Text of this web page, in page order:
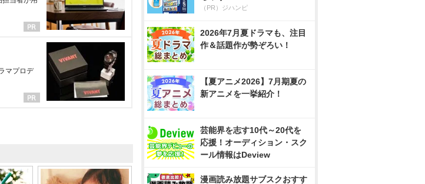
マプロデ
（PR）ジハンピ
2026年7月夏ドラマも、注目
作＆話題作が勢ぞろい！
【夏アニメ2026】7月期夏の
新アニメを一挙紹介！
芸能界を志す10代～20代を
応援！オーディション・スク
ール情報はDeview
漫画読み放題サブスクおすす